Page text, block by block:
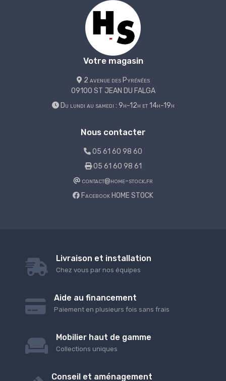
Votre magasin
2 avenue des Pyrénées
09100 ST JEAN DU FALGA
Du lundi au samedi : 9h-12h et 14h-19h
Nous contacter
05 61 60 98 60
05 61 60 98 61
contact@home-stock.fr
Facebook HOME STOCK
Livraison et installation
Chez vous par nos équipes
Aide au financement
Paiement en plusieurs fois sans frais
Mobilier haut de gamme
Collections uniques
Conseil et aménagement